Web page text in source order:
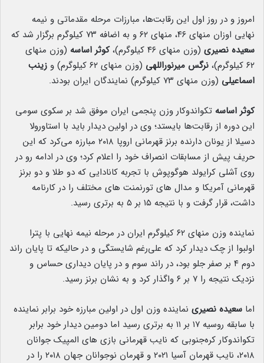
امروز و در روز اول این رقابت‌ها، مبارزات مرحله مقدماتی و نیمه
نهایی اوزان منهای ۴۶، منهای ۶۲ و به اضافه ۷۳ کیلوگرم برگزار شد که
سعیده نصیری (وزن منهای ۴۶ کیلوگرم)، کوثر اساسه (وزن منهای
۶۲ کیلوگرم)،
نرگس میرنوراللهی (وزن منهای ۶۲ کیلوگرم) و
زینب
اسماعیلی (وزن منهای ۷۳ کیلوگرم) نمایندگان ایران بودند.
کوثر اساسه تکواندوکار وزن پنجمی ایران موفق شد بر سکوی سومی
این دوره از رقابت‌ها بایستد؛ وی در اولین دیدار باید با استاورولا
دسیلا از یونان دارنده برنز قهرمانی اروپا ۲۰۱۸ مبارزه می‌کرد که این
حریف پیش از مسابقات انصراف خود را اعلام کرد؛ وی در ادامه رو در
روی آشلی کرایولد هوگوپوش با تجربه کانادایی که دو طلا و دو برنز
قهرمانی آمریکا و مدال های تورنمنت های مختلف را در کارنامه
داشت، قرار گرفت و با نتیجه ۱۵ بر ۵ به برتری رسید.
نماینده وزن منهای ۶۲ کیلوگرم ایران در مرحله نیمه نهایی با پترا
اولبوا از چک دیدار کرد که علی‌رغم شایستگی و در حالیکه تا پایان راند
دوم ۴ بر صفر جلو بود، در راند سوم و در پایان دیداری حساس و
نزدیک نتیجه را ۷ بر ۶ واگذار کرد و به نشان برنز رسید.
اما سعیده نصیری نماینده وزن اول در اولین مبارزه خود برابر نماینده
با سابقه روسیه ۱۷ بر ۱۱ به برتری رسید اما دومین دیدار خود برابر
تکواندوکار کره‌جنوبی که نایب قهرمانی بازی های المپیک جوانان
۲۰۱۸، نایب قهرمان آسیا ۲۰۲۱ و قهرمان نوجوانان جهان ۲۰۱۸ را در